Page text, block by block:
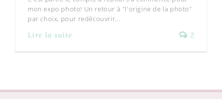
mon expo photo! Un retour à "l'origine de la photo"
par choix, pour redécouvrir...
Lire la suite
2